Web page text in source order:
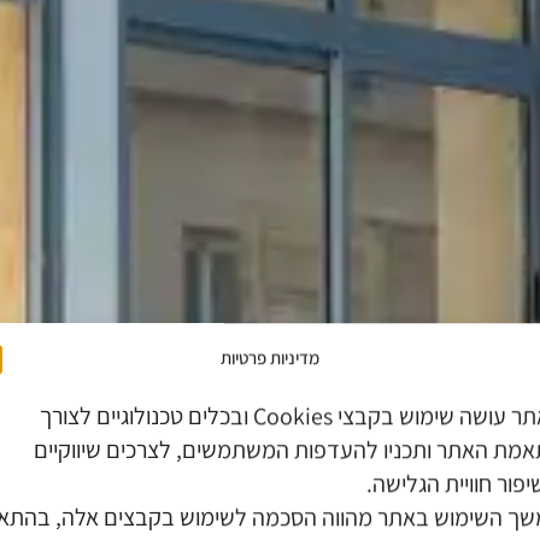
מדיניות פרטיות
האתר עושה שימוש בקבצי Cookies ובכלים טכנולוגיים לצורך
האתר ותכניו להעדפות המשתמשים, לצרכים שיווקיים
חוויית הגלישה.
השימוש באתר מהווה הסכמה לשימוש בקבצים אלה,
רמון, מצפה